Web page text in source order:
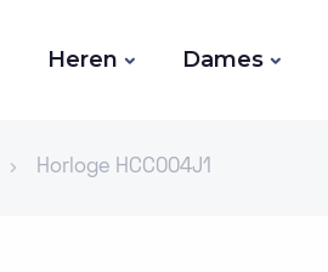
Heren Dames
Horloge HCC004J1